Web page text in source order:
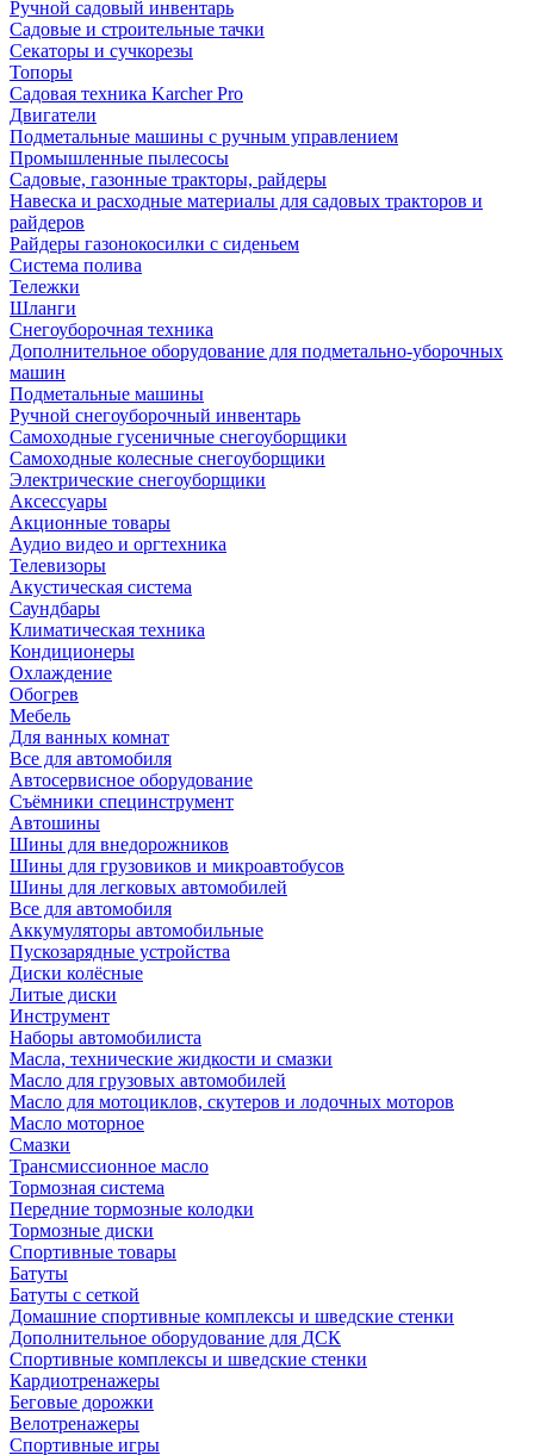
Ручной садовый инвентарь
Садовые и строительные тачки
Секаторы и сучкорезы
Топоры
Садовая техника Karcher Pro
Двигатели
Подметальные машины с ручным управлением
Промышленные пылесосы
Садовые, газонные тракторы, райдеры
Навеска и расходные материалы для садовых тракторов и
райдеров
Райдеры газонокосилки с сиденьем
Система полива
Тележки
Шланги
Снегоуборочная техника
Дополнительное оборудование для подметально-уборочных
машин
Подметальные машины
Ручной снегоуборочный инвентарь
Самоходные гусеничные снегоуборщики
Самоходные колесные снегоуборщики
Электрические снегоуборщики
Аксессуары
Акционные товары
Аудио видео и оргтехника
Телевизоры
Акустическая система
Саундбары
Климатическая техника
Кондиционеры
Охлаждение
Обогрев
Мебель
Для ванных комнат
Все для автомобиля
Автосервисное оборудование
Съёмники специнструмент
Автошины
Шины для внедорожников
Шины для грузовиков и микроавтобусов
Шины для легковых автомобилей
Все для автомобиля
Аккумуляторы автомобильные
Пускозарядные устройства
Диски колёсные
Литые диски
Инструмент
Наборы автомобилиста
Масла, технические жидкости и смазки
Масло для грузовых автомобилей
Масло для мотоциклов, скутеров и лодочных моторов
Масло моторное
Смазки
Трансмиссионное масло
Тормозная система
Передние тормозные колодки
Тормозные диски
Спортивные товары
Батуты
Батуты с сеткой
Домашние спортивные комплексы и шведские стенки
Дополнительное оборудование для ДСК
Спортивные комплексы и шведские стенки
Кардиотренажеры
Беговые дорожки
Велотренажеры
Спортивные игры